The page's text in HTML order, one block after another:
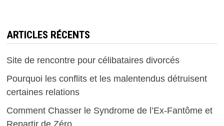
ARTICLES RÉCENTS
Site de rencontre pour célibataires divorcés
Pourquoi les conflits et les malentendus détruisent
certaines relations
Comment Chasser le Syndrome de l’Ex-Fantôme et